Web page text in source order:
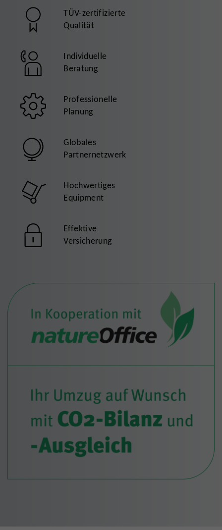
TÜV-zertifizierte
Qualität
Individuelle
Beratung
Professionelle
Planung
Globales
Partnernetzwerk
Hochwertiges
Equipment
Effektive
Versicherung